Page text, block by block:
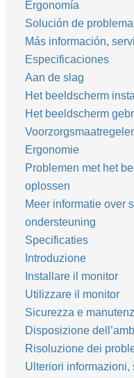
Ergonomía
Solución de
Más información,
Especificaciones
Aan de slag
Het beeldscherm
Het beeldscherm
Ergonomie
Problemen met het
oplossen
Meer informatie over
ondersteuning
Specificaties
Introduzione
Installare il monitor
Utilizzare il monitor
Sicurezza e
Disposizione
Risoluzione dei
Ulteriori informazioni,